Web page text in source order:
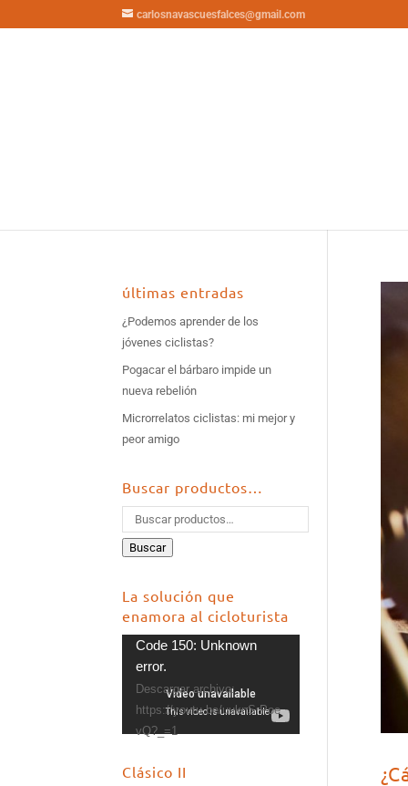
carlosnavascuesfalces@gmail.com
últimas entradas
¿Podemos aprender de los
jóvenes ciclistas?
Pogacar el bárbaro impide un
nueva rebelión
Microrrelatos ciclistas: mi mejor y
peor amigo
Buscar productos…
Buscar
La solución que
enamora al cicloturista
Reproductor
de
vídeo
Code 150: Unknown
error.
Descargar archivo:
https://youtu.be/uuknSrPoe
vQ?_=1
Clásico II